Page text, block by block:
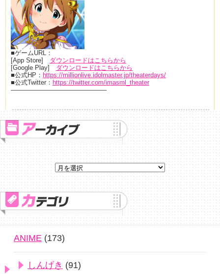
■ゲームURL：
[App Store] ダウンロードはこちらから
[Google Play] ダウンロードはこちらから
■公式HP： https://millionlive.idolmaster.jp/theaterdays/
■公式Twitter： https://twitter.com/imasml_theater
———————————————
ANIME (173)
しんげき (91)